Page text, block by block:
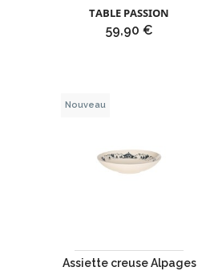
TABLE PASSION
Prix
59,90 €
Assiette creuse Alpages
Nouveau